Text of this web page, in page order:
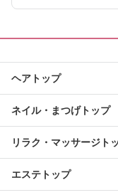
ヘアトップ
ネイル・まつげトップ
リラク・マッサージト
エステトップ